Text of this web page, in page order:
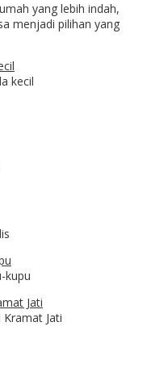
yang lebih indah,
menjadi pilihan yang
kecil
kupu
Jati